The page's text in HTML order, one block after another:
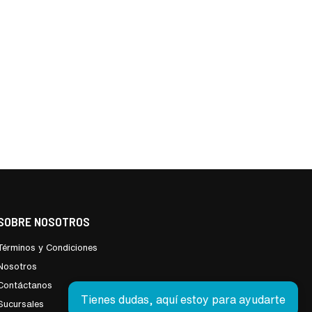
NOSOTROS
y Condiciones
Tienes dudas, aquí estoy para ayudarte